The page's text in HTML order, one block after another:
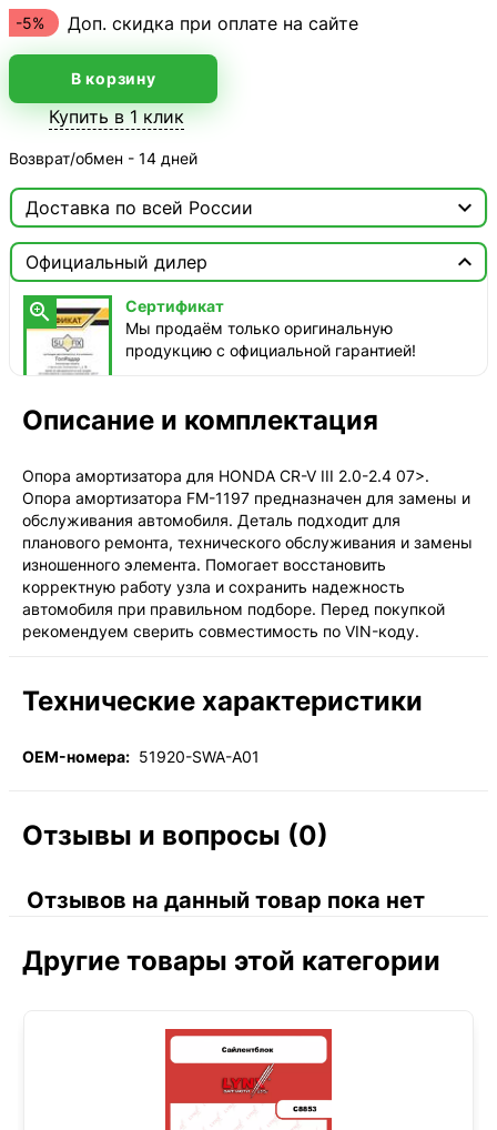
-5% Доп. скидка при оплате на сайте
В корзину
Купить в 1 клик
Возврат/обмен - 14 дней
Доставка по всей России 
 Москва
ТопРадар — Курьер
сегодня, от 350 ₽
ТопРадар — Самовывоз
сегодня, бесплатно
СДЭК — Курьер
1-3 дня, от 385 ₽
Официальный дилер


Сертификат
Мы продаём только оригинальную
продукцию с официальной гарантией!
Описание и комплектация
Опора амортизатора для HONDA CR-V III 2.0-2.4 07>.
Опора амортизатора FM-1197 предназначен для замены и
обслуживания автомобиля. Деталь подходит для
планового ремонта, технического обслуживания и замены
изношенного элемента. Помогает восстановить
корректную работу узла и сохранить надежность
автомобиля при правильном подборе. Перед покупкой
рекомендуем сверить совместимость по VIN-коду.
Технические характеристики
OEM-номера: 51920-SWA-A01
Отзывы и вопросы (0)
Отзывов на данный товар пока нет
Другие товары этой категории